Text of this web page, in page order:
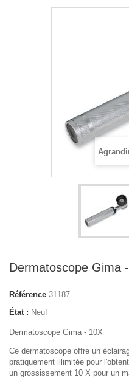
Dermatoscope Gima
Référence 31187
État : Neuf
Dermatoscope Gima - 10X
Ce dermatoscope offre un
pratiquement illimitée pour
un grossissement 10 X pour un